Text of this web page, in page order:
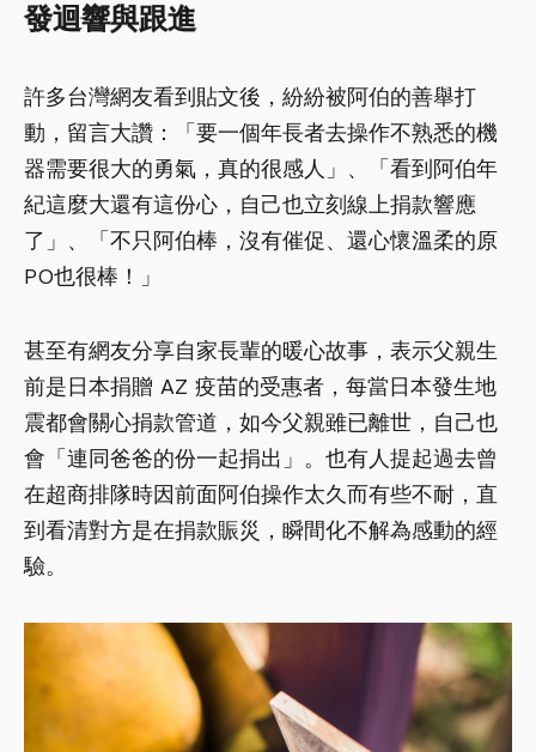
發迴響與跟進
許多台灣網友看到貼文後，紛紛被阿伯的善舉打
動，留言大讚：「要一個年長者去操作不熟悉的機
器需要很大的勇氣，真的很感人」、「看到阿伯年
紀這麼大還有這份心，自己也立刻線上捐款響應
了」、「不只阿伯棒，沒有催促、還心懷溫柔的原
PO也很棒！」
甚至有網友分享自家長輩的暖心故事，表示父親生
前是日本捐贈 AZ 疫苗的受惠者，每當日本發生地
震都會關心捐款管道，如今父親雖已離世，自己也
會「連同爸爸的份一起捐出」。也有人提起過去曾
在超商排隊時因前面阿伯操作太久而有些不耐，直
到看清對方是在捐款賑災，瞬間化不解為感動的經
驗。